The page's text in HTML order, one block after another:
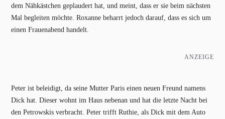
dem Nähkästchen geplaudert hat, und meint, dass er sie beim nächsten
Mal begleiten möchte. Roxanne beharrt jedoch darauf, dass es sich um
einen Frauenabend handelt.
ANZEIGE
Peter ist beleidigt, da seine Mutter Paris einen neuen Freund namens
Dick hat. Dieser wohnt im Haus nebenan und hat die letzte Nacht bei
den Petrowskis verbracht. Peter trifft Ruthie, als Dick mit dem Auto